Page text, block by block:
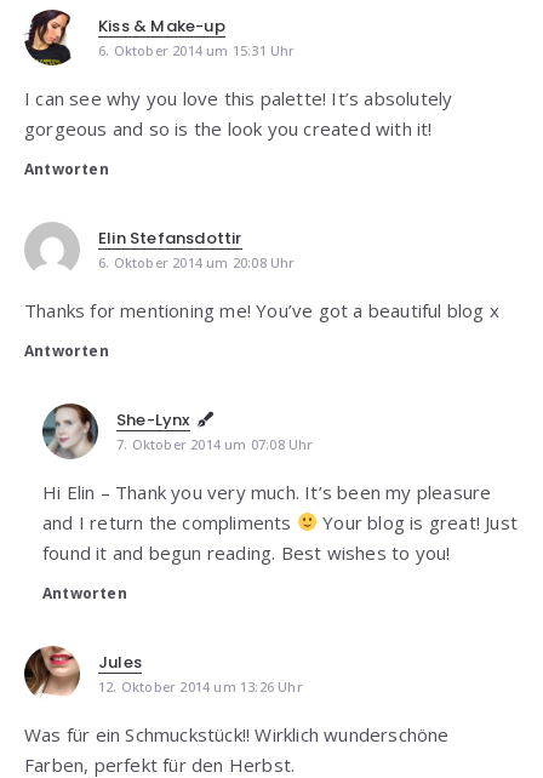
Kiss & Make-up
6. Oktober 2014 um 15:31 Uhr
I can see why you love this palette! It’s absolutely
gorgeous and so is the look you created with it!
Antworten
Elin Stefansdottir
6. Oktober 2014 um 20:08 Uhr
Thanks for mentioning me! You’ve got a beautiful blog x
Antworten
She-Lynx
7. Oktober 2014 um 07:08 Uhr
Hi Elin – Thank you very much. It’s been my pleasure
and I return the compliments
Your blog is great! Just
found it and begun reading. Best wishes to you!
Antworten
Jules
12. Oktober 2014 um 13:26 Uhr
Was für ein Schmuckstück!! Wirklich wunderschöne
Farben, perfekt für den Herbst.